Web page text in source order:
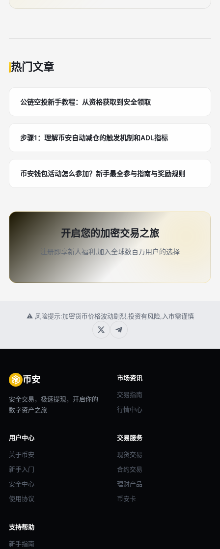
热门文章
公链空投新手教程：从资格获取到安全领取
步骤1：理解币安自动减仓的触发机制和ADL指标
币安钱包活动怎么参加？新手最全参与指南与奖励规则
开启您的加密交易之旅
注册即享新人福利,加入全球数百万用户的选择
⚠ 风险提示:加密货币价格波动剧烈,投资有风险,入市需谨慎
币安
安全交易，极速提现，开启你的
数字资产之旅
市场资讯
交易指南
行情中心
用户中心
关于币安
新手入门
安全中心
使用协议
交易服务
现货交易
合约交易
理财产品
币安卡
支持帮助
新手指南